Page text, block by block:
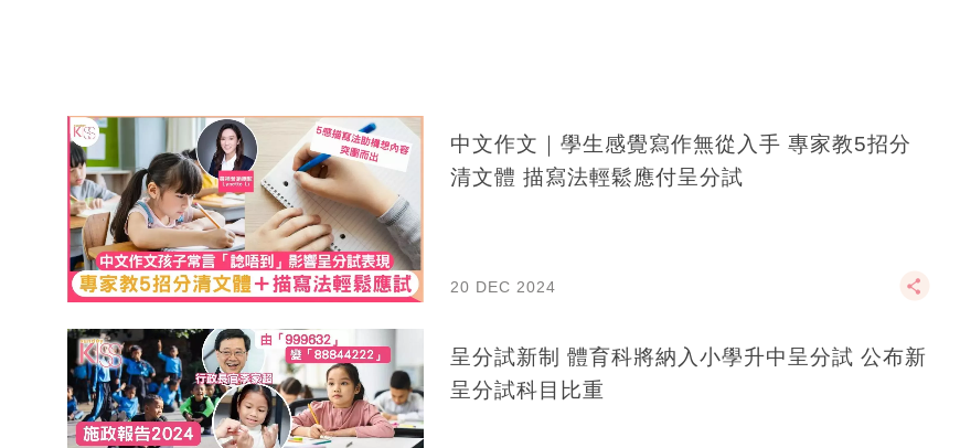
中文作文｜學生感覺寫作無從入手 專家教5招分
清文體 描寫法輕鬆應付呈分試
20 DEC 2024
呈分試新制 體育科將納入小學升中呈分試 公布新
呈分試科目比重